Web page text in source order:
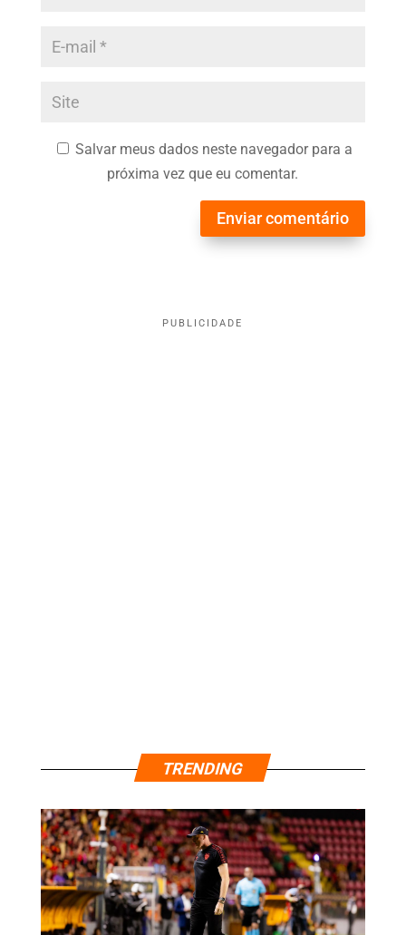
Salvar meus dados neste navegador para a
próxima vez que eu comentar.
Enviar comentário
PUBLICIDADE
TRENDING